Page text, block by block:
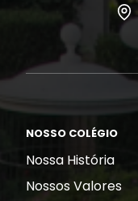
NOSSO COLÉGIO
Nossa História
Nossos Valores